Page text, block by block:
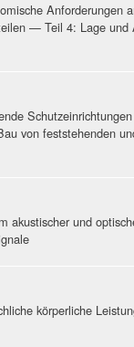
Anforderungen
— Teil 4: Lage und
von feststehenden
akustischer und
körperliche